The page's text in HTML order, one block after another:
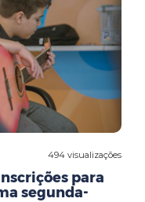
494 visualizações
para
segunda-